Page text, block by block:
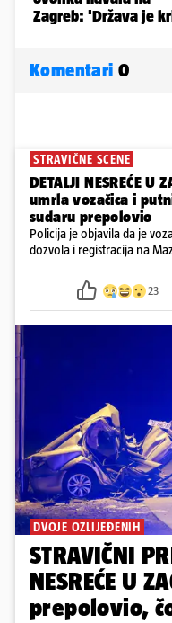
Komentari 0
STRAVIČNE SCENE
DETALJI NESREĆE U
umrla vozačica i
sudaru prepolovio
Policija je objavila da je
dozvola i registracija na
23
DVOJE OZLIJEĐENIH
STRAVIČNI
NESREĆE U
prepolovio,